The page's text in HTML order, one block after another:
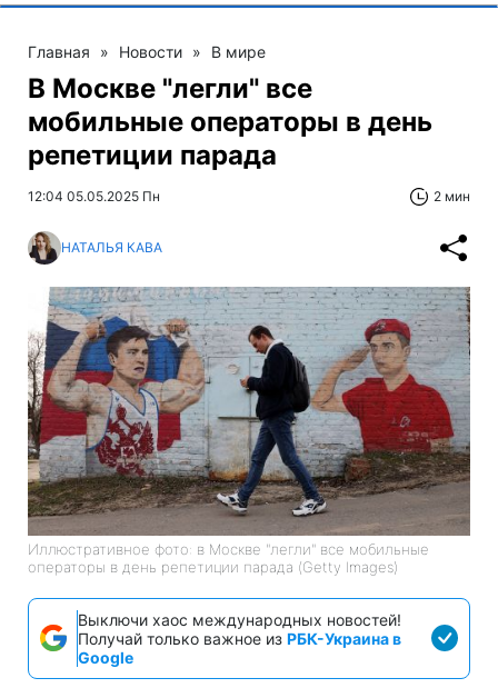
Главная » Новости » В мире
В Москве "легли" все
мобильные операторы в день
репетиции парада
12:04 05.05.2025 Пн 2 мин
НАТАЛЬЯ КАВА
Иллюстративное фото: в Москве "легли" все мобильные
операторы в день репетиции парада (Getty Images)
Выключи хаос международных новостей!
Получай только важное из РБК-Украина в
Google